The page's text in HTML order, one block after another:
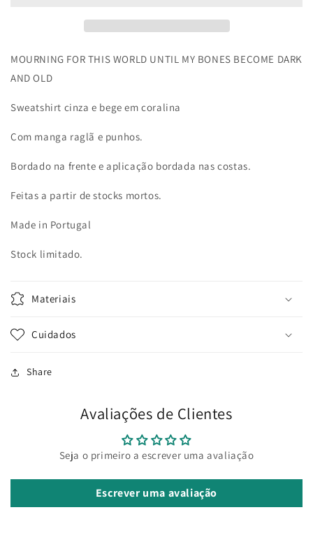
MOURNING FOR THIS WORLD UNTIL MY BONES BECOME DARK
AND OLD
Sweatshirt cinza e bege em coralina
Com manga raglã e punhos.
Bordado na frente e aplicação bordada nas costas.
Feitas a partir de stocks mortos.
Made in Portugal
Stock limitado.
Materiais
Cuidados
Share
Avaliações de Clientes
Seja o primeiro a escrever uma avaliação
Escrever uma avaliação